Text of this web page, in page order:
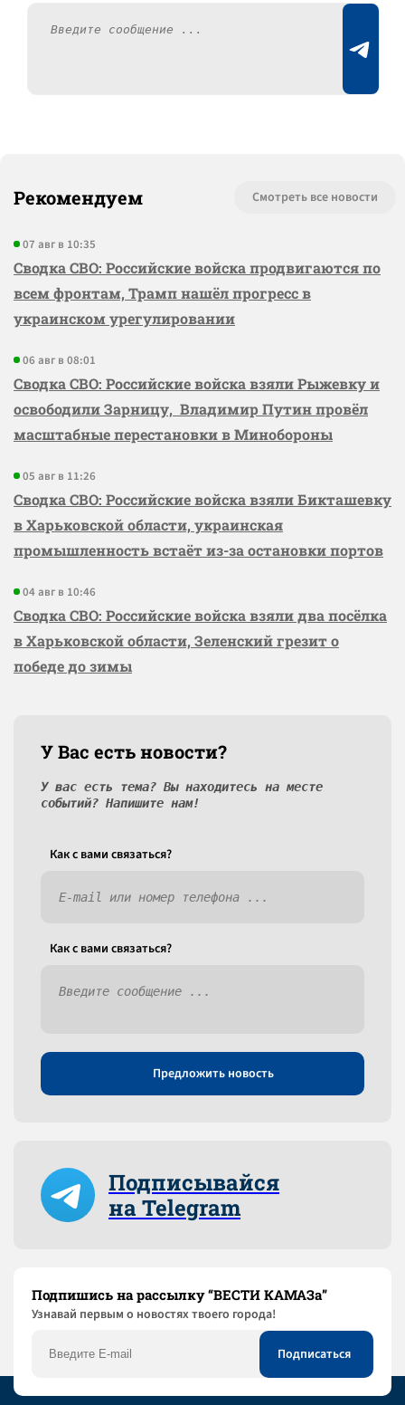
Рекомендуем Смотреть все новости
07 авг в 10:35
Сводка СВО: Российские войска продвигаются по
всем фронтам, Трамп нашёл прогресс в
украинском урегулировании
06 авг в 08:01
Сводка СВО: Российские войска взяли Рыжевку и
освободили Зарницу, Владимир Путин провёл
масштабные перестановки в Минобороны
05 авг в 11:26
Сводка СВО: Российские войска взяли Бикташевку
в Харьковской области, украинская
промышленность встаёт из-за остановки портов
04 авг в 10:46
Сводка СВО: Российские войска взяли два посёлка
в Харьковской области, Зеленский грезит о
победе до зимы
У Вас есть новости?
У вас есть тема? Вы находитесь на месте
событий? Напишите нам!
Как c вами связаться?
Как c вами связаться?
Предложить новость
Подписывайся
на Telegram
Подпишись на рассылку “ВЕСТИ КАМАЗа”
Узнaвай первым о новостях твоего города!